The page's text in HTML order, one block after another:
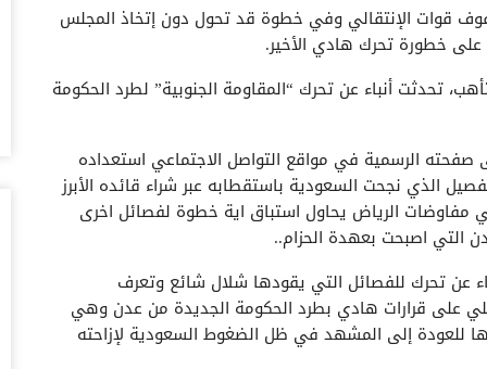
قوات الإنتقالي وفي خطوة قد تحول دون إتخاذ المجلس
على خطورة تحرك هادي الأخير.
تحدثت أنباء عن تحرك “المقاومة الجنوبية” لطرد الحكومة
صفحته الرسمية في مواقع التواصل الاجتماعي استعداده
الذي نجحت السعودية باستقطابه عبر شراء قائده الأبرز
مفاوضات الرياض يحاول استباق اية خطوة لفصائل اخرى
التي اصبحت بعهدة الحزام..
عن تحرك للفصائل التي يقودها شلال شائع وتعرف
على قرارات هادي بطرد الحكومة الجديدة من عدن وهي
للعودة إلى المشهد في ظل الضغوط السعودية لإزاحته